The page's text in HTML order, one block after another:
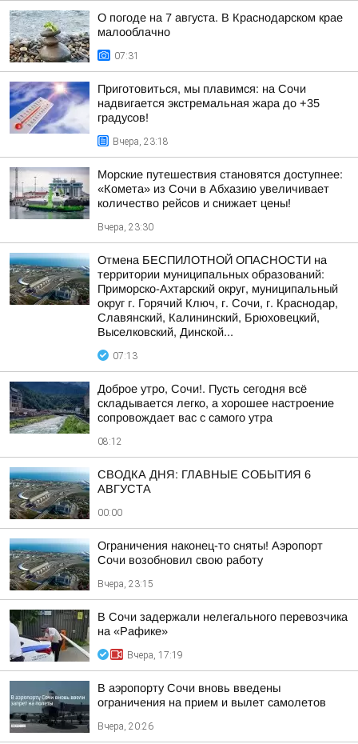
О погоде на 7 августа. В Краснодарском крае
малооблачно
07:31
Приготовиться, мы плавимся: на Сочи
надвигается экстремальная жара до +35
градусов!
Вчера, 23:18
Морские путешествия становятся доступнее:
«Комета» из Сочи в Абхазию увеличивает
количество рейсов и снижает цены!
Вчера, 23:30
Отмена БЕСПИЛОТНОЙ ОПАСНОСТИ на
территории муниципальных образований:
Приморско-Ахтарский округ, муниципальный
округ г. Горячий Ключ, г. Сочи, г. Краснодар,
Славянский, Калининский, Брюховецкий,
Выселковский, Динской...
07:13
Доброе утро, Сочи!. Пусть сегодня всё
складывается легко, а хорошее настроение
сопровождает вас с самого утра
08:12
СВОДКА ДНЯ: ГЛАВНЫЕ СОБЫТИЯ 6
АВГУСТА
00:00
Ограничения наконец-то сняты! Аэропорт
Сочи возобновил свою работу
Вчера, 23:15
В Сочи задержали нелегального перевозчика
на «Рафике»
Вчера, 17:19
В аэропорту Сочи вновь введены
ограничения на прием и вылет самолетов
Вчера, 20:26